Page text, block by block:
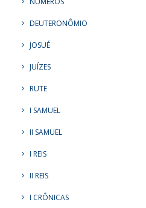
DEUTERONÔMIO
JOSUÉ
JUÍZES
RUTE
I SAMUEL
II SAMUEL
I REIS
II REIS
I CRÔNICAS